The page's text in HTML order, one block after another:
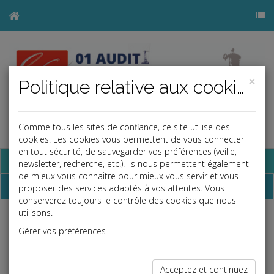
j
a
Base documentaire
Chiffres
Prélèvement à la source
Prélèvement à la source - taux neutres
Prélèvement à la source : abattement contrats
13/01/2026
×
Politique relative aux cookies
Comme tous les sites de confiance, ce site utilise des
cookies. Les cookies vous permettent de vous connecter
en tout sécurité, de sauvegarder vos préférences (veille,
newsletter, recherche, etc.). Ils nous permettent également
de mieux vous connaitre pour mieux vous servir et vous
proposer des services adaptés à vos attentes. Vous
conserverez toujours le contrôle des cookies que nous
utilisons.
Gérer vos préférences
Acceptez et continuez